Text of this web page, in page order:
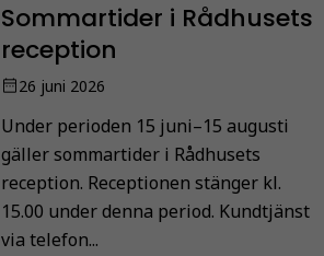
Sommartider i Rådhusets
reception
26 juni 2026
Under perioden 15 juni–15 augusti
gäller sommartider i Rådhusets
reception. Receptionen stänger kl.
15.00 under denna period. Kundtjänst
via telefon...